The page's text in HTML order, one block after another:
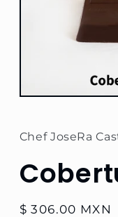
Abrir
1
en
ventana
modal
Chef JoseRa
Precio
$ 306.00 MXN